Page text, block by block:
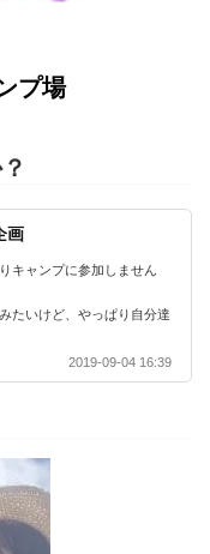
プ場
画
キャンプに参加しません
たいけど、やっぱり自分達
2019-09-04 16:39